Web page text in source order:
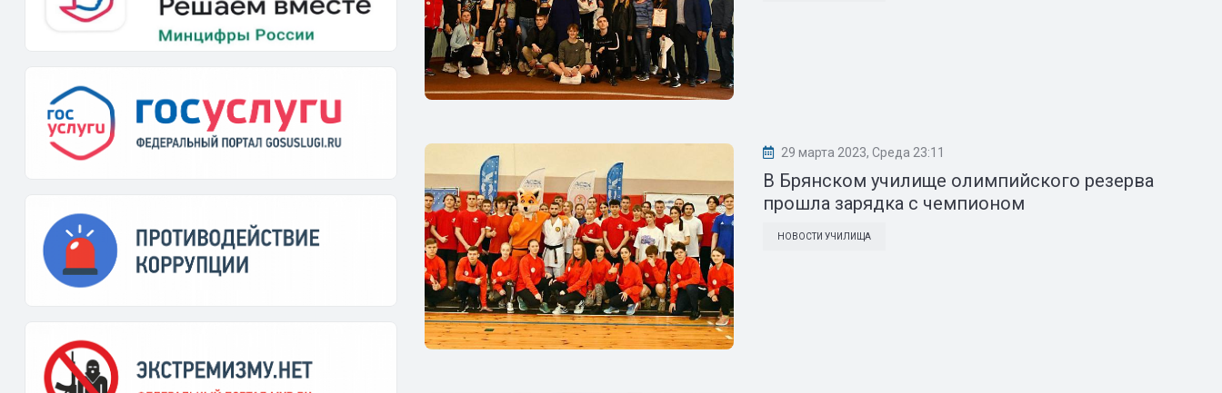
29 марта 2023, Среда 23:11
В Брянском училище олимпийского резерва
прошла зарядка с чемпионом
НОВОСТИ УЧИЛИЩА